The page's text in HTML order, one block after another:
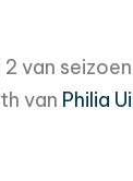
van
van Philia